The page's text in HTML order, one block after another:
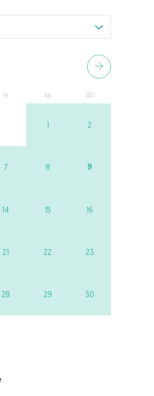
vi sa do
1 2
7 8 9
14 15 16
21 22 23
28 29 30